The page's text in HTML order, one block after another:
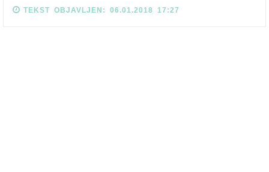
TEKST OBJAVLJEN: 06.01.2018 17:27